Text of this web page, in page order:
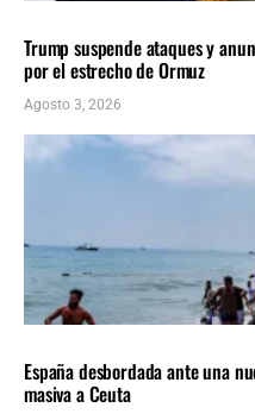
Trump suspende ataques y
por el estrecho de Ormuz
Agosto 3, 2026
España desbordada ante una
masiva a Ceuta